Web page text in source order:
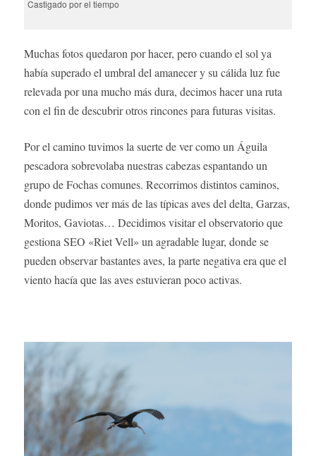
Castigado por el tiempo
Muchas fotos quedaron por hacer, pero cuando el sol ya
había superado el umbral del amanecer y su cálida luz fue
relevada por una mucho más dura, decimos hacer una ruta
con el fin de descubrir otros rincones para futuras visitas.
Por el camino tuvimos la suerte de ver como un Águila
pescadora sobrevolaba nuestras cabezas espantando un
grupo de Fochas comunes. Recorrimos distintos caminos,
donde pudimos ver más de las típicas aves del delta, Garzas,
Moritos, Gaviotas… Decidimos visitar el observatorio que
gestiona SEO «Riet Vell» un agradable lugar, donde se
pueden observar bastantes aves, la parte negativa era que el
viento hacía que las aves estuvieran poco activas.